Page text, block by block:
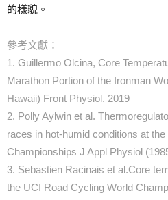
的樣貌。
參考文獻：
1. Guillermo Olcina, Core
Marathon Portion of the Ironman
Hawaii) Front Physiol. 2019
2. Polly Aylwin et al.
races in hot-humid conditions at
Championships J Appl Physiol
3. Sebastien Racinais et al.Core
the UCI Road Cycling World